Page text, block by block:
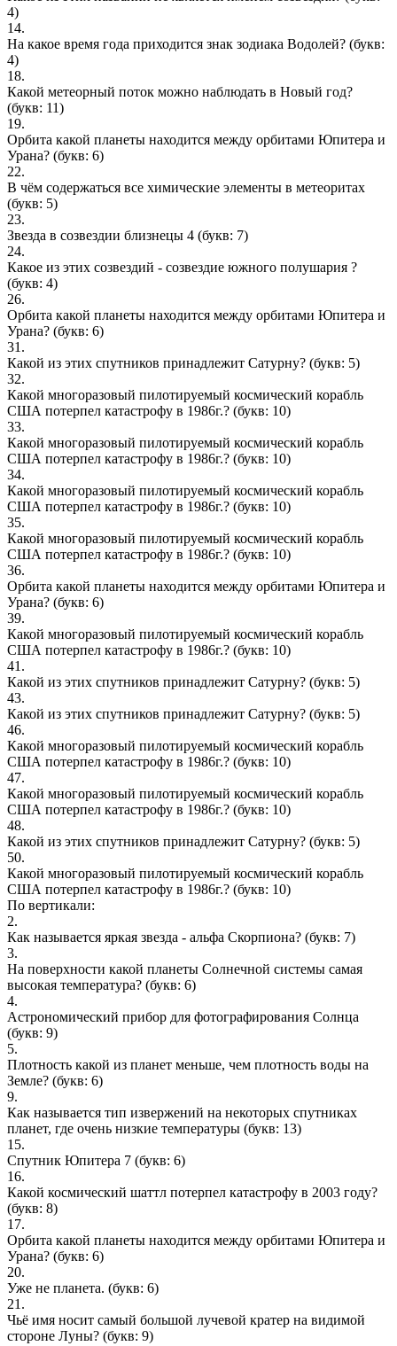
4)
14.
На какое время года приходится знак зодиака Водолей? (букв:
4)
18.
Какой метеорный поток можно наблюдать в Новый год?
(букв: 11)
19.
Орбита какой планеты находится между орбитами Юпитера и
Урана? (букв: 6)
22.
В чём содержаться все химические элементы в метеоритах
(букв: 5)
23.
Звезда в созвездии близнецы 4 (букв: 7)
24.
Какое из этих созвездий - созвездие южного полушария ?
(букв: 4)
26.
Орбита какой планеты находится между орбитами Юпитера и
Урана? (букв: 6)
31.
Какой из этих спутников принадлежит Сатурну? (букв: 5)
32.
Какой многоразовый пилотируемый космический корабль
США потерпел катастрофу в 1986г.? (букв: 10)
33.
Какой многоразовый пилотируемый космический корабль
США потерпел катастрофу в 1986г.? (букв: 10)
34.
Какой многоразовый пилотируемый космический корабль
США потерпел катастрофу в 1986г.? (букв: 10)
35.
Какой многоразовый пилотируемый космический корабль
США потерпел катастрофу в 1986г.? (букв: 10)
36.
Орбита какой планеты находится между орбитами Юпитера и
Урана? (букв: 6)
39.
Какой многоразовый пилотируемый космический корабль
США потерпел катастрофу в 1986г.? (букв: 10)
41.
Какой из этих спутников принадлежит Сатурну? (букв: 5)
43.
Какой из этих спутников принадлежит Сатурну? (букв: 5)
46.
Какой многоразовый пилотируемый космический корабль
США потерпел катастрофу в 1986г.? (букв: 10)
47.
Какой многоразовый пилотируемый космический корабль
США потерпел катастрофу в 1986г.? (букв: 10)
48.
Какой из этих спутников принадлежит Сатурну? (букв: 5)
50.
Какой многоразовый пилотируемый космический корабль
США потерпел катастрофу в 1986г.? (букв: 10)
По вертикали:
2.
Как называется яркая звезда - альфа Скорпиона? (букв: 7)
3.
На поверхности какой планеты Солнечной системы самая
высокая температура? (букв: 6)
4.
Acтpoнoмичecкий пpибop для фoтoгpафиpoвания Coлнца
(букв: 9)
5.
Плотность какой из планет меньше, чем плотность воды на
Земле? (букв: 6)
9.
Как называется тип извержений на некоторых спутниках
планет, где очень низкие температуры (букв: 13)
15.
Спутник Юпитера 7 (букв: 6)
16.
Какой космический шаттл потерпел катастрофу в 2003 году?
(букв: 8)
17.
Орбита какой планеты находится между орбитами Юпитера и
Урана? (букв: 6)
20.
Уже не планета. (букв: 6)
21.
Чьё имя носит самый большой лучевой кратер на видимой
стороне Луны? (букв: 9)